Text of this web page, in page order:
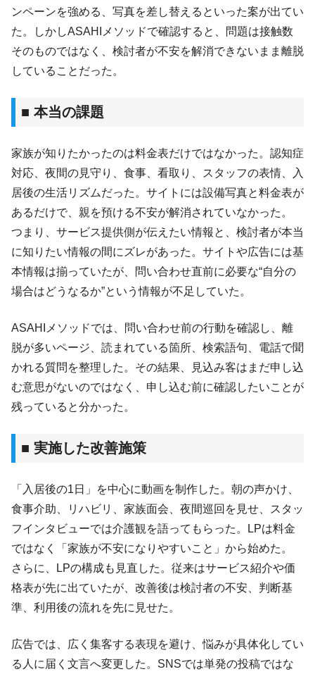
ンペーンを強める、写真を差し替えるといった案が出てい
た。しかしASAHIメソッドで確認すると、問題は接触数
そのものではなく、検討者が不安を解消できないまま離脱
していることだった。
■ 本当の課題
家族が知りたかったのは料金表だけではなかった。認知症
対応、夜間の見守り、食事、看取り、スタッフの表情、入
居後の生活リズムだった。サイトには設備写真と料金表が
あるだけで、親を預ける不安が解消されていなかった。
つまり、サービス提供側が伝えたい情報と、検討者が本当
に知りたい情報の間にズレがあった。サイトや広告には基
本情報は揃っていたが、問い合わせ直前に必要な“自分の
場合はどうなるか”という情報が不足していた。
ASAHIメソッドでは、問い合わせ前の行動を確認し、離
脱が多いページ、読まれている箇所、検索語句、電話で聞
かれる質問を整理した。その結果、見込み客はまだ申し込
む意思がないのではなく、申し込む前に確認したいことが
残っていると分かった。
■ 実施した改善施策
「入居後の1日」を中心に動画を制作した。朝の声かけ、
食事介助、リハビリ、家族面会、夜間巡回を見せ、スタッ
フインタビューでは介護観を語ってもらった。LPは料金
ではなく「家族が不安になりやすいこと」から始めた。
さらに、LPの構成も見直した。従来はサービス紹介や価
格表が先に出ていたが、改善後は検討者の不安、判断基
準、利用後の流れを先に見せた。
広告では、広く集客する表現を避け、悩みが具体化してい
る人に届く文言へ変更した。SNSでは単発の投稿ではな